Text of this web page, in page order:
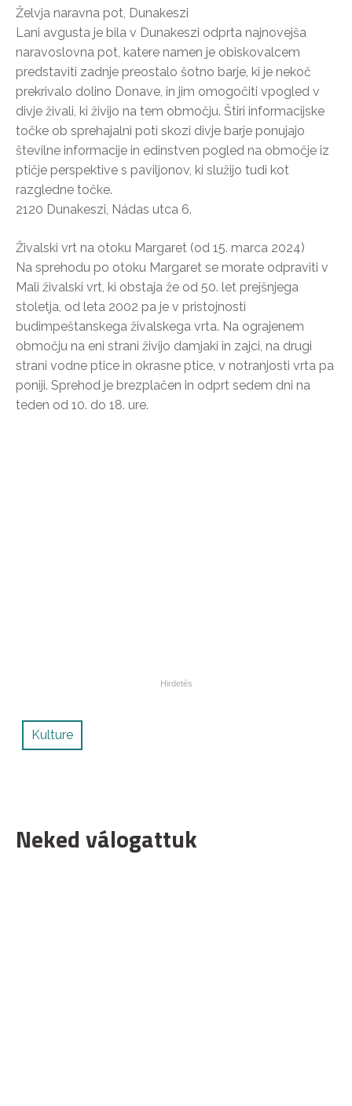
Želvja naravna pot, Dunakeszi
Lani avgusta je bila v Dunakeszi odprta najnovejša
naravoslovna pot, katere namen je obiskovalcem
predstaviti zadnje preostalo šotno barje, ki je nekoč
prekrivalo dolino Donave, in jim omogočiti vpogled v
divje živali, ki živijo na tem območju. Štiri informacijske
točke ob sprehajalni poti skozi divje barje ponujajo
številne informacije in edinstven pogled na območje iz
ptičje perspektive s paviljonov, ki služijo tudi kot
razgledne točke.
2120 Dunakeszi, Nádas utca 6.
Živalski vrt na otoku Margaret (od 15. marca 2024)
Na sprehodu po otoku Margaret se morate odpraviti v
Mali živalski vrt, ki obstaja že od 50. let prejšnjega
stoletja, od leta 2002 pa je v pristojnosti
budimpeštanskega živalskega vrta. Na ograjenem
območju na eni strani živijo damjaki in zajci, na drugi
strani vodne ptice in okrasne ptice, v notranjosti vrta pa
poniji. Sprehod je brezplačen in odprt sedem dni na
teden od 10. do 18. ure.
Kulture
Neked válogattuk